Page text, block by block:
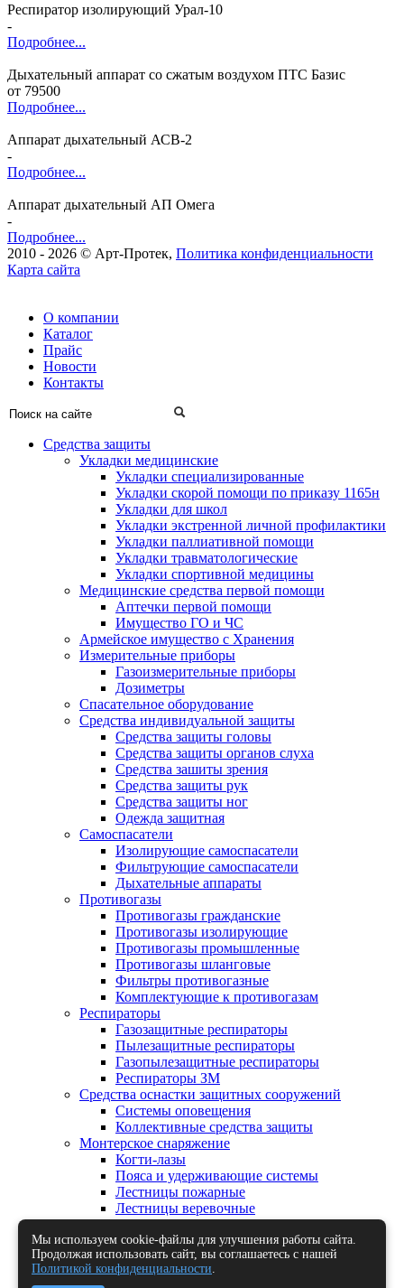
Респиратор изолирующий Урал-10
-
Подробнее...
Дыхательный аппарат со сжатым воздухом ПТС Базис
от 79500
Подробнее...
Аппарат дыхательный АСВ-2
-
Подробнее...
Аппарат дыхательный АП Омега
-
Подробнее...
2010 - 2026 © Арт-Протек, Политика конфиденциальности
Карта сайта
О компании
Каталог
Прайс
Новости
Контакты
Средства защиты
Укладки медицинские
Укладки специализированные
Укладки скорой помощи по приказу 1165н
Укладки для школ
Укладки экстренной личной профилактики
Укладки паллиативной помощи
Укладки травматологические
Укладки спортивной медицины
Медицинские средства первой помощи
Аптечки первой помощи
Имущество ГО и ЧС
Армейское имущество с Хранения
Измерительные приборы
Газоизмерительные приборы
Дозиметры
Спасательное оборудование
Средства индивидуальной защиты
Средства защиты головы
Средства защиты органов слуха
Средства зашиты зрения
Средства защиты рук
Средства защиты ног
Одежда защитная
Самоспасатели
Изолирующие самоспасатели
Фильтрующие самоспасатели
Дыхательные аппараты
Противогазы
Противогазы гражданские
Противогазы изолирующие
Противогазы промышленные
Противогазы шланговые
Фильтры противогазные
Комплектующие к противогазам
Респираторы
Газозащитные респираторы
Пылезащитные респираторы
Газопылезащитные респираторы
Респираторы ЗМ
Средства оснастки защитных сооружений
Системы оповещения
Коллективные средства защиты
Монтерское снаряжение
Когти-лазы
Пояса и удерживающие системы
Лестницы пожарные
Лестницы веревочные
Осветительные приборы
Знаки и плакаты по ГО и ЧС и пожарной
безопасности
Противопожарное оборудование
Мы используем cookie-файлы для улучшения работы сайта.
Продолжая использовать сайт, вы соглашаетесь с нашей
Политикой конфиденциальности.